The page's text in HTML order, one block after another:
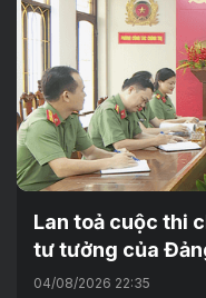
Lan toả cuộc thi
tư tưởng của
04/08/2026 22:35